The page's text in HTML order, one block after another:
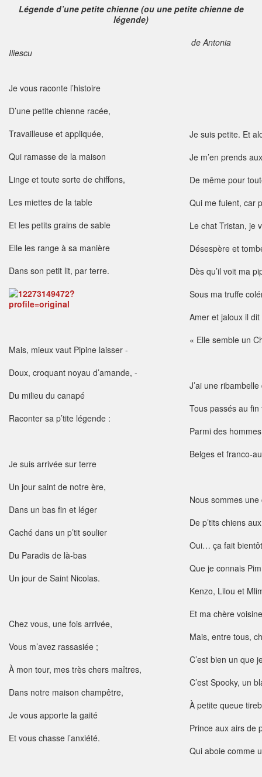
Légende d’une petite chienne (ou une petite chienne de
légende)
de Antonia
Iliescu
Je vous raconte l’histoire
D’une petite chienne racée,
Travailleuse et appliquée,
Qui ramasse de la maison
Linge et toute sorte de chiffons,
Les miettes de la table
Et les petits grains de sable
Elle les range à sa manière
Dans son petit lit, par terre.
Mais, mieux vaut Pipine laisser -
Doux, croquant noyau d’amande, -
Du milieu du canapé
Raconter sa p’tite légende :
Je suis arrivée sur terre
Un jour saint de notre ère,
Dans un bas fin et léger
Caché dans un p’tit soulier
Du Paradis de là-bas
Un jour de Saint Nicolas.
Chez vous, une fois arrivée,
Vous m’avez rassasiée ;
À mon tour, mes très chers maîtres,
Dans notre maison champêtre,
Je vous apporte la gaité
Et vous chasse l’anxiété.
Je suis petite. Et
Je m’en prends
De même pour
Qui me fuient, car
Le chat Tristan, je
Désespère et
Dès qu’il voit ma
Sous ma truffe
Amer et jaloux il dit
« Elle semble un
J’ai une ribambelle
Tous passés au fin
Parmi des
Belges et franco-
Nous sommes
De p’tits chiens
Oui… ça fait
Que je connais
Kenzo, Lilou et
Et ma chère
Mais, entre tous,
C’est bien un que
C’est Spooky, un
À petite queue
Prince aux airs de
Qui aboie comme